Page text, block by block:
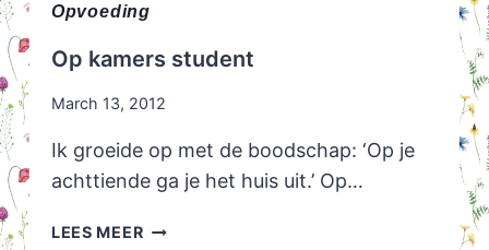
Opvoeding
Op kamers student
March 13, 2012
Ik groeide op met de boodschap: ‘Op je
achttiende ga je het huis uit.’ Op…
LEES MEEROP